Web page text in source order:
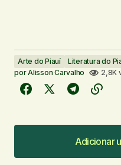
Arte do Piauí Literatura do
porAlisson Carvalho 2,8K
Adicionar
Adicionar